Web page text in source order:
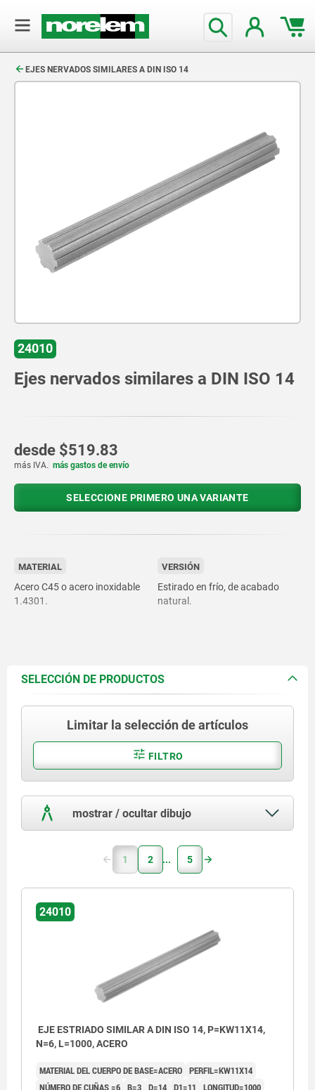
EJES NERVADOS SIMILARES A DIN ISO 14
24010
Ejes nervados similares a DIN ISO 14
desde $519.83
más IVA. más gastos de envío
SELECCIONE PRIMERO UNA VARIANTE
MATERIAL
Acero C45 o acero inoxidable
1.4301.
VERSIÓN
Estirado en frío, de acabado
natural.
SELECCIÓN DE PRODUCTOS
Limitar la selección de artículos
FILTRO
mostrar / ocultar dibujo
1 2 5
24010
EJE ESTRIADO SIMILAR A DIN ISO 14, P=KW11X14,
N=6, L=1000, ACERO
MATERIAL DEL CUERPO DE BASE=ACERO PERFIL=KW11X14
NÚMERO DE CUÑAS =6 B=3 D=14 D1=11
LONGITUD=1000